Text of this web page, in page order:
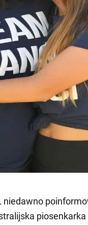
niedawno
piosenkarka